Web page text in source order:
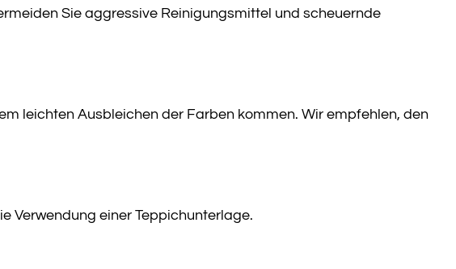
Sie aggressive Reinigungsmittel und scheuernde
leichten Ausbleichen der Farben kommen. Wir empfehlen, den
Verwendung einer Teppichunterlage.